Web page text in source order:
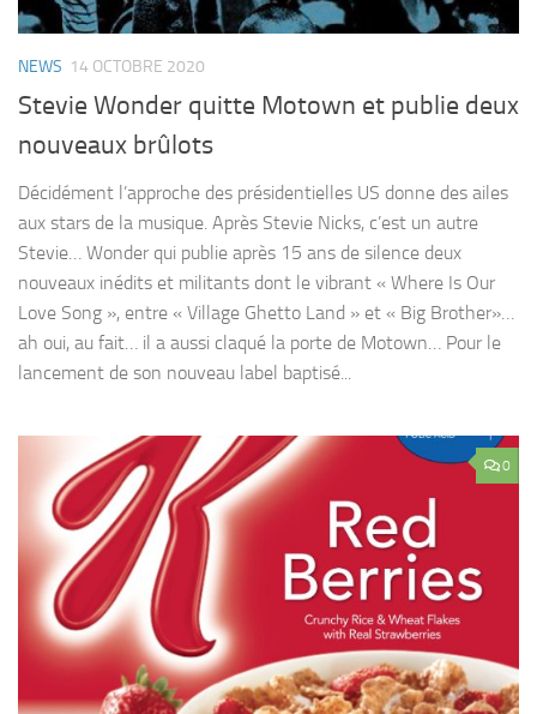
NEWS 14 OCTOBRE 2020
Stevie Wonder quitte Motown et publie deux
nouveaux brûlots
Décidément l’approche des présidentielles US donne des ailes
aux stars de la musique. Après Stevie Nicks, c’est un autre
Stevie… Wonder qui publie après 15 ans de silence deux
nouveaux inédits et militants dont le vibrant « Where Is Our
Love Song », entre « Village Ghetto Land » et « Big Brother»…
ah oui, au fait… il a aussi claqué la porte de Motown… Pour le
lancement de son nouveau label baptisé...
0